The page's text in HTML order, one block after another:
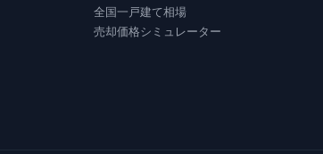
全国一戸建て相場
売却価格シミュレーター